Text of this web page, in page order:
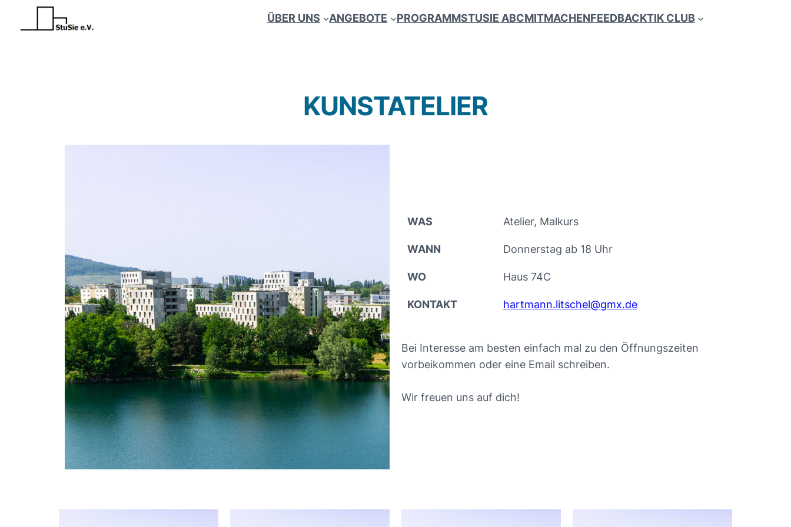
ÜBER UNS ANGEBOTE PROGRAMMSTUSIE ABCMITMACHENFEEDBACKTIK CLUB
KUNSTATELIER
WAS Atelier, Malkurs
WANN Donnerstag ab 18 Uhr
WO Haus 74C
KONTAKT hartmann.litschel@gmx.de
Bei Interesse am besten einfach mal zu den Öffnungszeiten
vorbeikommen oder eine Email schreiben.
Wir freuen uns auf dich!